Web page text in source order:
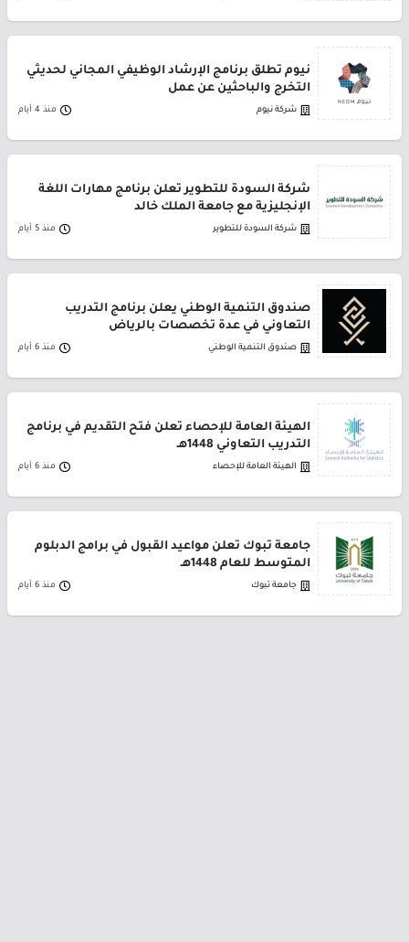
نيوم تطلق برنامج الإرشاد الوظيفي المجاني لحديثي
التخرج والباحثين عن عمل
شركة نيوم منذ 4 أيام
شركة السودة للتطوير تعلن برنامج مهارات اللغة
الإنجليزية مع جامعة الملك خالد
شركة السودة للتطوير منذ 5 أيام
صندوق التنمية الوطني يعلن برنامج التدريب
التعاوني في عدة تخصصات بالرياض
صندوق التنمية الوطني منذ 6 أيام
الهيئة العامة للإحصاء تعلن فتح التقديم في برنامج
التدريب التعاوني 1448هـ
الهيئة العامة للإحصاء منذ 6 أيام
جامعة تبوك تعلن مواعيد القبول في برامج الدبلوم
المتوسط للعام 1448هـ
جامعة تبوك منذ 6 أيام